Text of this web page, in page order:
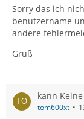
Sorry das ich
benutzername
andere
Gruß
kann
tom600xt